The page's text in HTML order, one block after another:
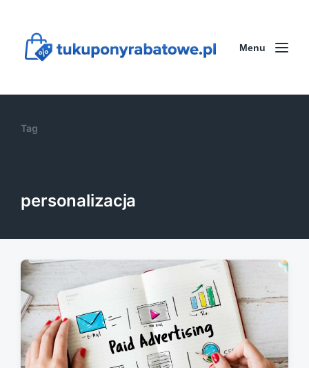
Menu
Tag
personalizacja